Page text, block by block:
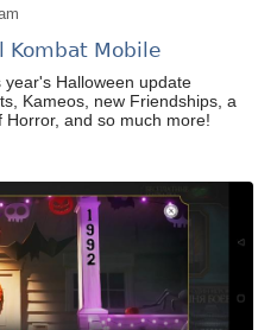
Kombat Mobile
Halloween update
Kameos, new Friendships, a
Horror, and so much more!